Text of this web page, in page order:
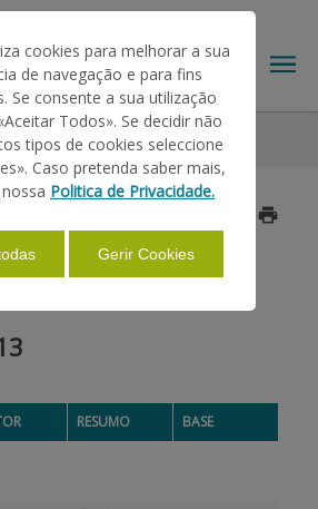
Agosto
RESUMO BASE
cookies para melhorar a sua
de navegação e para fins
Se consente a sua utilização
Todos». Se decidir não
tipos de cookies seleccione
Caso pretenda saber mais,
Politica de Privacidade.
Gerir Cookies